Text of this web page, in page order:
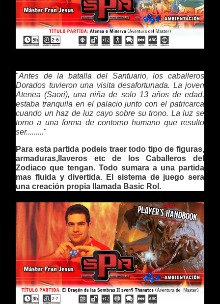
"Antes de la batalla del Santuario, los caballeros
Dorados tuvieron una visita desafortunada. La joven
Atenea (Saori), una niña de solo 13 años de edad,
estaba tranquila en el palacio junto con el patricarca
cuando un haz de luz cayo sobre su trono. La luz se
torno a una forma de contorno humano que resulto
ser........."
Para esta partida podeis traer todo tipo de figuras,
armaduras,llaveros etc de los Caballeros del
Zodiaco que tengan. Todo sumara a una partida
mas fluida y divertida. El sistema de juego sera
una creación propia llamada Basic Rol.